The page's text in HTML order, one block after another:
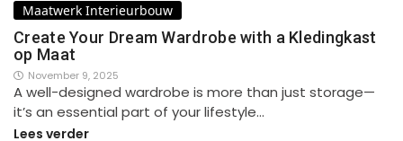
Maatwerk Interieurbouw
Create Your Dream Wardrobe with a Kledingkast
op Maat
November 9, 2025
A well-designed wardrobe is more than just storage—
it’s an essential part of your lifestyle…
Lees verder